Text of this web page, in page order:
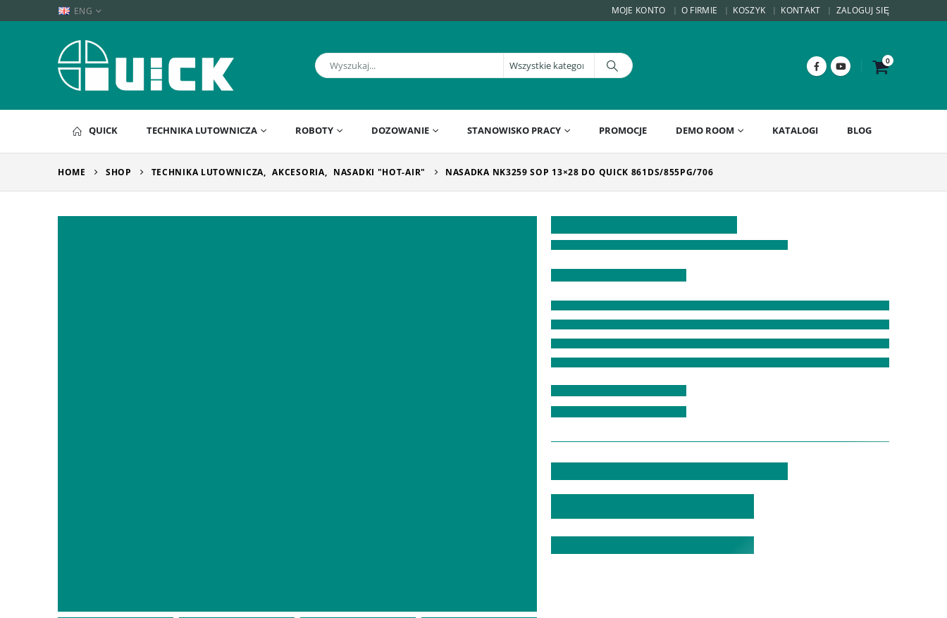
ENG MOJE KONTO O FIRMIE KOSZYK KONTAKT ZALOGUJ SIĘ
0
QUICK TECHNIKA LUTOWNICZA ROBOTY DOZOWANIE STANOWISKO PRACY PROMOCJE DEMO ROOM KATALOGI BLOG
HOME SHOP TECHNIKA LUTOWNICZA, AKCESORIA, NASADKI "HOT-AIR" NASADKA NK3259 SOP 13×28 DO QUICK 861DS/855PG/706